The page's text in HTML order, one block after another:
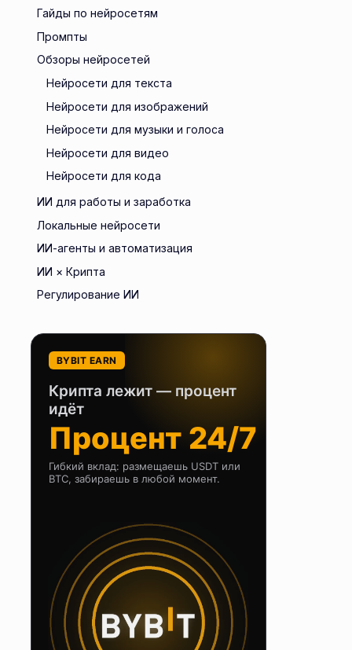
Гайды по нейросетям
Промпты
Обзоры нейросетей
Нейросети для текста
Нейросети для изображений
Нейросети для музыки и голоса
Нейросети для видео
Нейросети для кода
ИИ для работы и заработка
Локальные нейросети
ИИ-агенты и автоматизация
ИИ × Крипта
Регулирование ИИ
BYBIT EARN
Крипта лежит — процент
идёт
Процент 24/7
Гибкий вклад: размещаешь USDT или
BTC, забираешь в любой момент.